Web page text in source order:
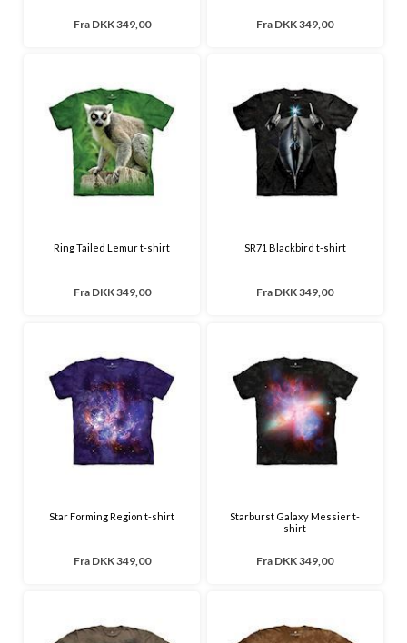
Fra DKK 349,00 Fra DKK 349,00
Ring Tailed Lemur t-shirt
Fra DKK 349,00
SR71 Blackbird t-shirt
Fra DKK 349,00
Star Forming Region t-shirt
Fra DKK 349,00
Starburst Galaxy Messier t-
shirt
Fra DKK 349,00